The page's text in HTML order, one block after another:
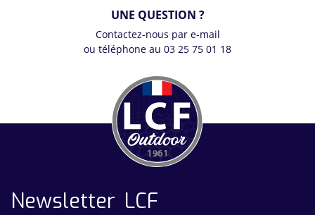
UNE QUESTION ?
Contactez-nous par e-mail
ou téléphone au 03 25 75 01 18
Newsletter LCF